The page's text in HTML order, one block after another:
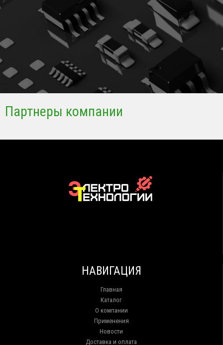
Партнеры компании
НАВИГАЦИЯ
Главная
Каталог
О компании
Применения
Новости
Доставка и оплата